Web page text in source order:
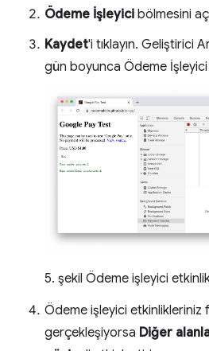
Ödeme İşleyici bölmesini
Kaydet'i tıklayın. Geliştirici
gün boyunca Ödeme
5. şekil Ödeme işleyici
Ödeme işleyici etkinlikleriniz
gerçekleşiyorsa Diğer